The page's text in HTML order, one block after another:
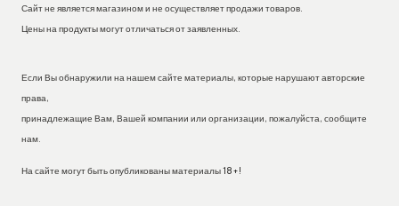
Сайт не является магазином и не осуществляет продажи товаров.
Цены на продукты могут отличаться от заявленных.
Если Вы обнаружили на нашем сайте материалы, которые нарушают авторские
права,
принадлежащие Вам, Вашей компании или организации, пожалуйста, сообщите
нам.
На сайте могут быть опубликованы материалы 18+!